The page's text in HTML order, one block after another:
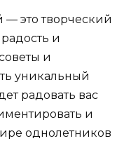
— это творческий
и
и
уникальный
радовать вас
и
однолетников